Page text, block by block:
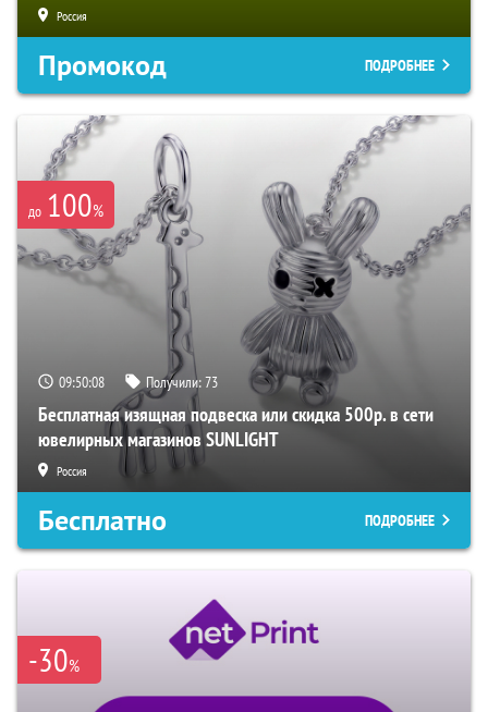
Россия
Промокод ПОДРОБНЕЕ
до 100%
09:50:08 Получили:73
Бесплатная изящная подвеска или скидка 500р. в сети
ювелирных магазинов SUNLIGHT
Россия
Бесплатно ПОДРОБНЕЕ
-30%